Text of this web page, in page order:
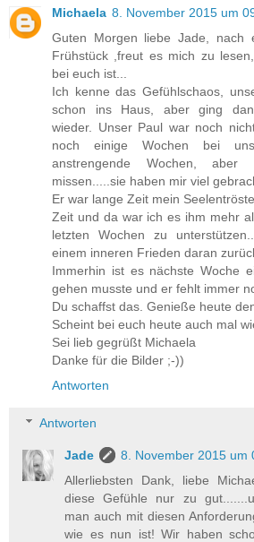
Michaela 8. November 2015 um
Guten Morgen liebe Jade, nach
Frühstück ,freut es mich zu
bei euch ist...
Ich kenne das Gefühlschaos,
schon ins Haus, aber ging
wieder. Unser Paul war noch
noch einige Wochen bei
anstrengende Wochen,
missen.....sie haben mir viel
Er war lange Zeit mein
Zeit und da war ich es ihm mehr
letzten Wochen zu
einem inneren Frieden daran
Immerhin ist es nächste Woche
gehen musste und er fehlt immer
Du schaffst das. Genieße heute
Scheint bei euch heute auch mal
Sei lieb gegrüßt Michaela
Danke für die Bilder ;-))
Antworten
Antworten
Jade
8. November 2015 um
Allerliebsten Dank, liebe
diese Gefühle nur zu
man auch mit diesen
wie es nun ist! Wir haben